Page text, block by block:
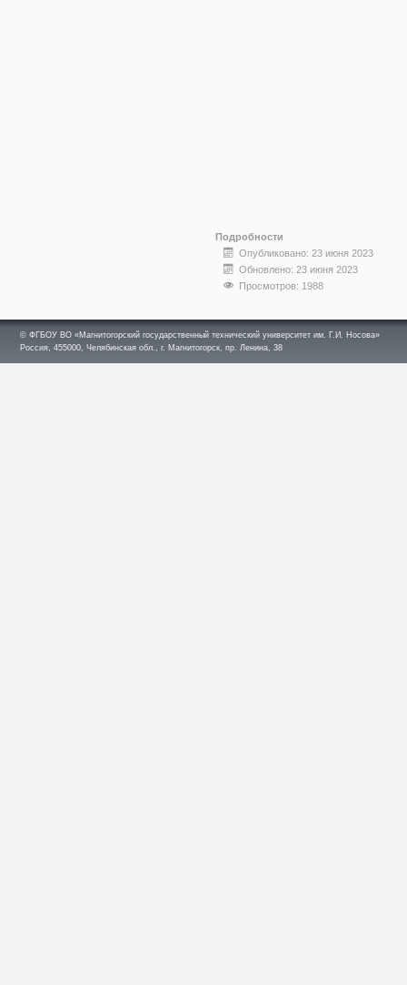
Подробности
Опубликовано: 23 июня 2023
Обновлено: 23 июня 2023
Просмотров: 1988
© ФГБОУ ВО «Магнитогорский государственный технический университет им. Г.И. Носова»
Россия, 455000, Челябинская обл., г. Магнитогорск, пр. Ленина, 38